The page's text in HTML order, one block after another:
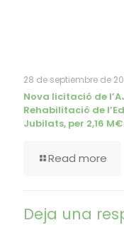
28 de septiembre de
Nova licitació de
Rehabilitació de
Jubilats, per 2,16
Read more
Deja una